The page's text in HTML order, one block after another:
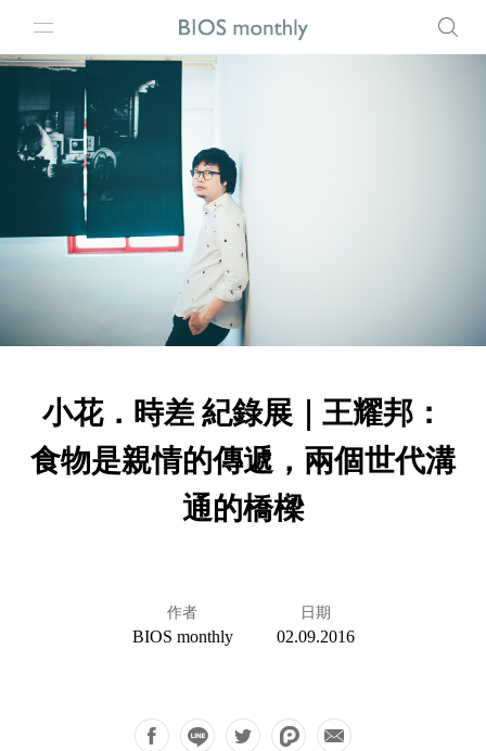
小花．時差 紀錄展｜王耀邦：
食物是親情的傳遞，兩個世代溝
通的橋樑
作者
BIOS monthly
日期
02.09.2016